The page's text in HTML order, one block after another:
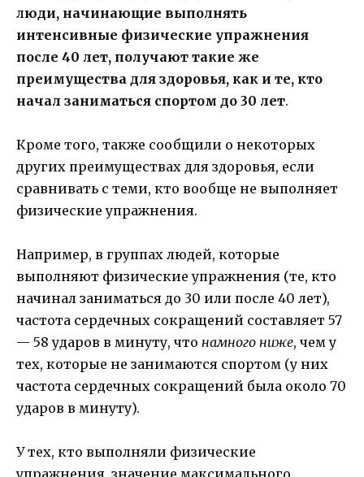
люди, начинающие выполнять
интенсивные физические упражнения
после 40 лет, получают такие же
преимущества для здоровья, как и те, кто
начал заниматься спортом до 30 лет.
Кроме того, также сообщили о некоторых
других преимуществах для здоровья, если
сравнивать с теми, кто вообще не выполняет
физические упражнения.
Например, в группах людей, которые
выполняют физические упражнения (те, кто
начинал заниматься до 30 или после 40 лет),
частота сердечных сокращений составляет 57
— 58 ударов в минуту, что намного ниже, чем у
тех, которые не занимаются спортом (у них
частота сердечных сокращений была около 70
ударов в минуту).
У тех, кто выполняли физические